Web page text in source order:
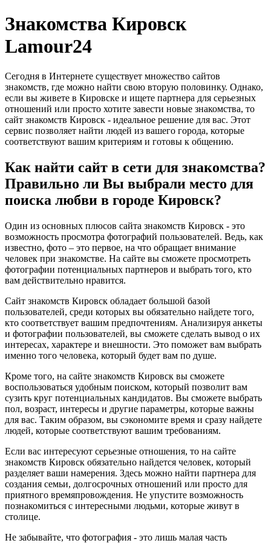
Знакомства Кировск
Lamour24
Сегодня в Интернете существует множество сайтов
знакомств, где можно найти свою вторую половинку. Однако,
если вы живете в Кировске и ищете партнера для серьезных
отношений или просто хотите завести новые знакомства, то
сайт знакомств Кировск - идеальное решение для вас. Этот
сервис позволяет найти людей из вашего города, которые
соответствуют вашим критериям и готовы к общению.
Как найти сайт в сети для знакомства?
Правильно ли Вы выбрали место для
поиска любви в городе Кировск?
Один из основных плюсов сайта знакомств Кировск - это
возможность просмотра фотографий пользователей. Ведь, как
известно, фото – это первое, на что обращает внимание
человек при знакомстве. На сайте вы сможете просмотреть
фотографии потенциальных партнеров и выбрать того, кто
вам действительно нравится.
Сайт знакомств Кировск обладает большой базой
пользователей, среди которых вы обязательно найдете того,
кто соответствует вашим предпочтениям. Анализируя анкеты
и фотографии пользователей, вы сможете сделать вывод о их
интересах, характере и внешности. Это поможет вам выбрать
именно того человека, который будет вам по душе.
Кроме того, на сайте знакомств Кировск вы сможете
воспользоваться удобным поиском, который позволит вам
сузить круг потенциальных кандидатов. Вы сможете выбрать
пол, возраст, интересы и другие параметры, которые важны
для вас. Таким образом, вы сэкономите время и сразу найдете
людей, которые соответствуют вашим требованиям.
Если вас интересуют серьезные отношения, то на сайте
знакомств Кировск обязательно найдется человек, который
разделяет ваши намерения. Здесь можно найти партнера для
создания семьи, долгосрочных отношений или просто для
приятного времяпровождения. Не упустите возможность
познакомиться с интересными людьми, которые живут в
столице.
Не забывайте, что фотография - это лишь малая часть